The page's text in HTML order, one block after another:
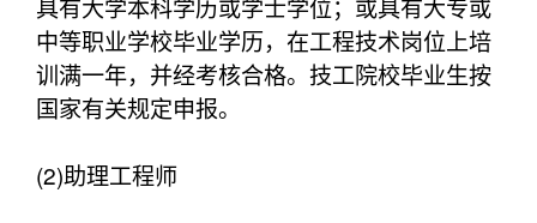
中等职业学校毕业学历，在工程技术岗位上培
训满一年，并经考核合格。技工院校毕业生按
国家有关规定申报。
(2)助理工程师